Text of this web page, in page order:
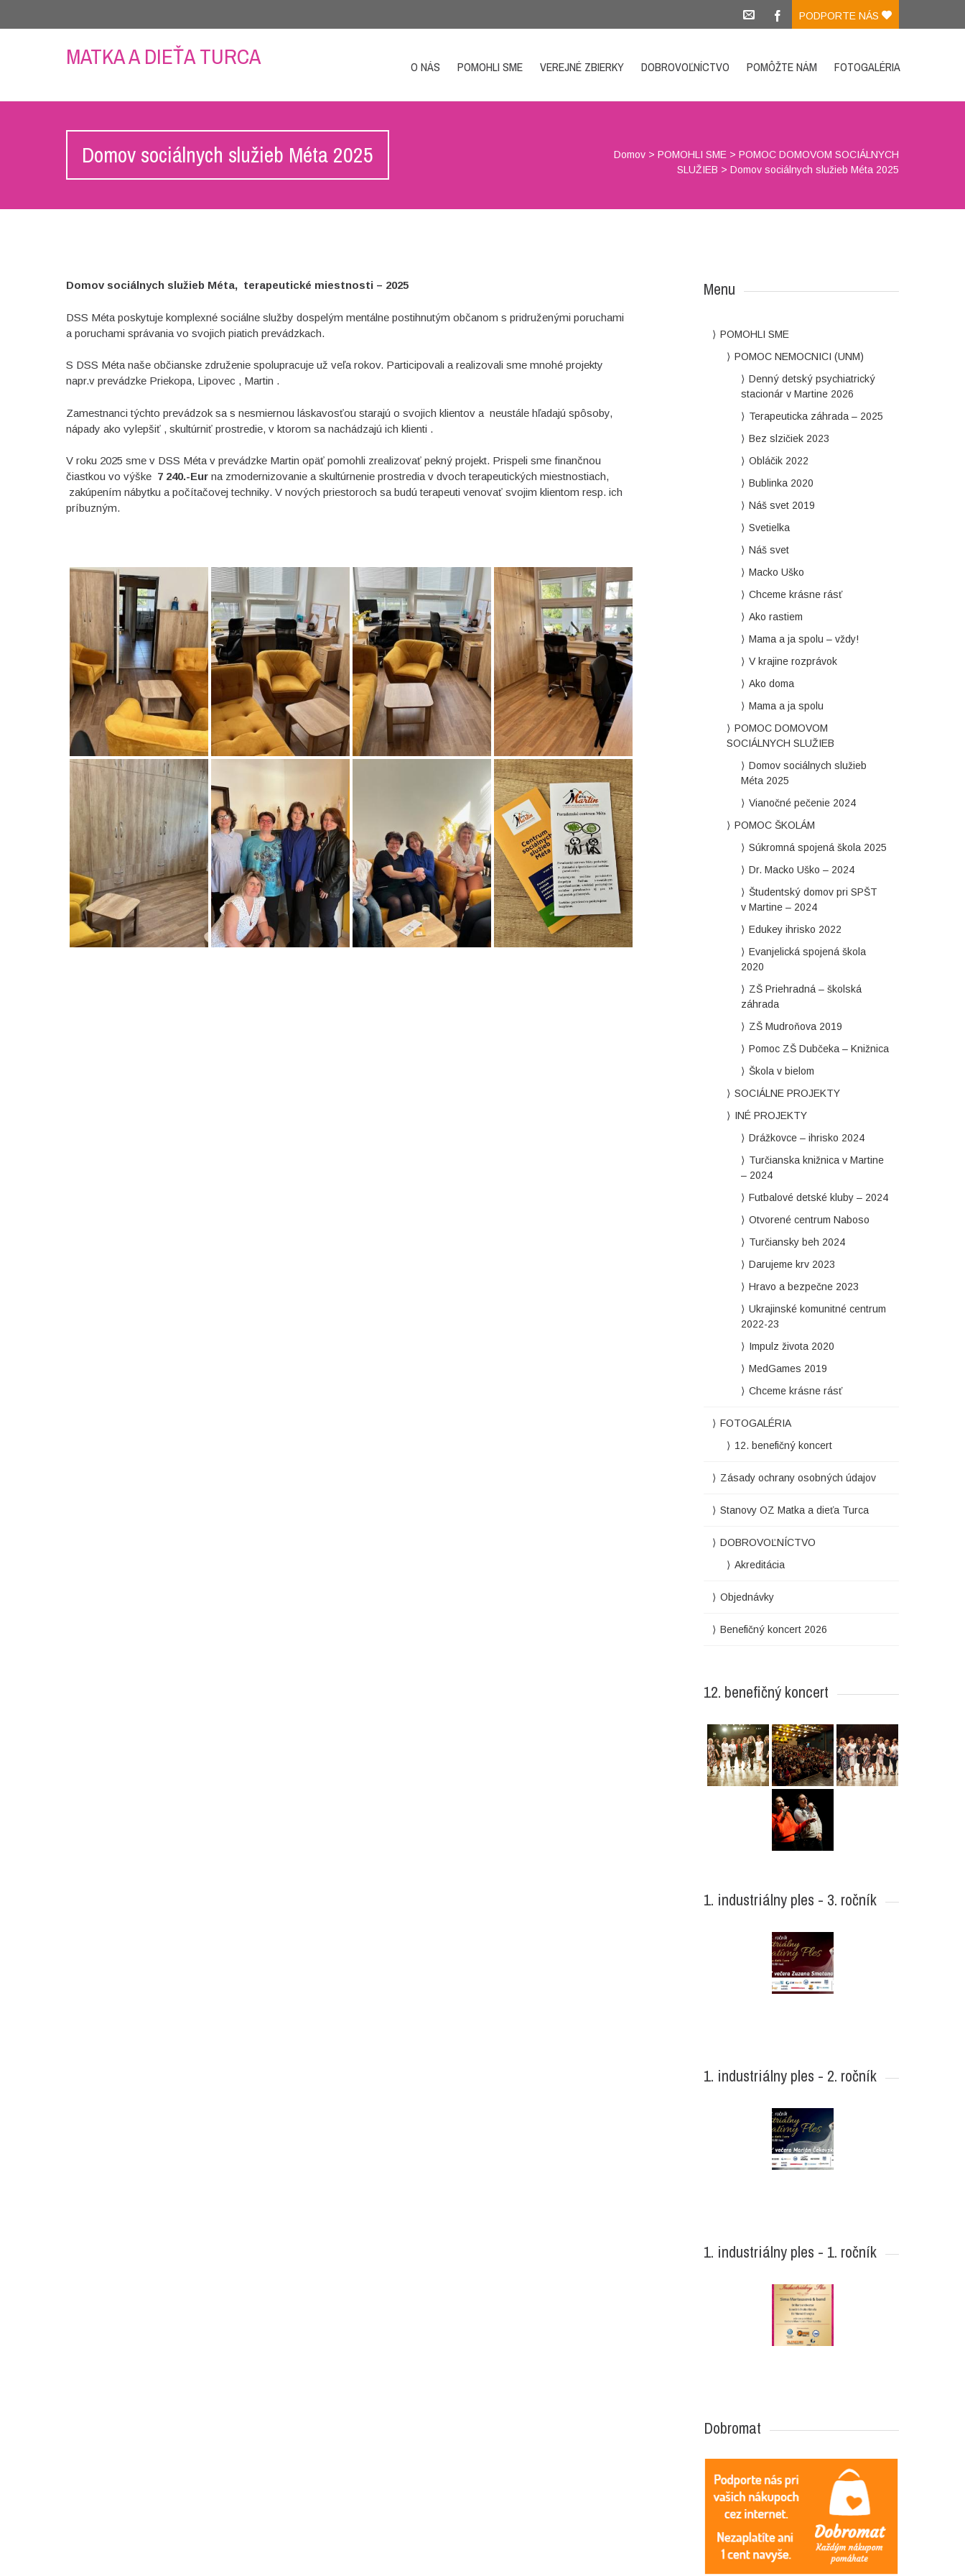
PODPORTE NÁS
MATKA A DIEŤA TURCA O NÁS POMOHLI SME VEREJNÉ ZBIERKY DOBROVOĽNÍCTVO POMÔŽTE NÁM FOTOGALÉRIA
Domov sociálnych služieb Méta 2025 Domov >POMOHLI SME >POMOC DOMOVOM SOCIÁLNYCH
SLUŽIEB >Domov sociálnych služieb Méta 2025
Domov sociálnych služieb Méta, terapeutické miestnosti – 2025
DSS Méta poskytuje komplexné sociálne služby dospelým mentálne postihnutým občanom s pridruženými poruchami
a poruchami správania vo svojich piatich prevádzkach.
S DSS Méta naše občianske združenie spolupracuje už veľa rokov. Participovali a realizovali sme mnohé projekty
napr.v prevádzke Priekopa, Lipovec , Martin .
Zamestnanci týchto prevádzok sa s nesmiernou láskavosťou starajú o svojich klientov a neustále hľadajú spôsoby,
nápady ako vylepšiť , skultúrniť prostredie, v ktorom sa nachádzajú ich klienti .
V roku 2025 sme v DSS Méta v prevádzke Martin opäť pomohli zrealizovať pekný projekt. Prispeli sme finančnou
čiastkou vo výške 7 240.-Eurna zmodernizovanie a skultúrnenie prostredia v dvoch terapeutických miestnostiach,
zakúpením nábytku a počítačovej techniky. V nových priestoroch sa budú terapeuti venovať svojim klientom resp. ich
príbuzným.
Menu
POMOHLI SME
POMOC NEMOCNICI (UNM)
Denný detský psychiatrický
stacionár v Martine 2026
Terapeuticka záhrada – 2025
Bez slzičiek 2023
Obláčik 2022
Bublinka 2020
Náš svet 2019
Svetielka
Náš svet
Macko Uško
Chceme krásne rásť
Ako rastiem
Mama a ja spolu – vždy!
V krajine rozprávok
Ako doma
Mama a ja spolu
POMOC DOMOVOM
SOCIÁLNYCH SLUŽIEB
Domov sociálnych služieb
Méta 2025
Vianočné pečenie 2024
POMOC ŠKOLÁM
Súkromná spojená škola 2025
Dr. Macko Uško – 2024
Študentský domov pri SPŠT
v Martine – 2024
Edukey ihrisko 2022
Evanjelická spojená škola
2020
ZŠ Priehradná – školská
záhrada
ZŠ Mudroňova 2019
Pomoc ZŠ Dubčeka – Knižnica
Škola v bielom
SOCIÁLNE PROJEKTY
INÉ PROJEKTY
Drážkovce – ihrisko 2024
Turčianska knižnica v Martine
– 2024
Futbalové detské kluby – 2024
Otvorené centrum Naboso
Turčiansky beh 2024
Darujeme krv 2023
Hravo a bezpečne 2023
Ukrajinské komunitné centrum
2022-23
Impulz života 2020
MedGames 2019
Chceme krásne rásť
FOTOGALÉRIA
12. benefičný koncert
Zásady ochrany osobných údajov
Stanovy OZ Matka a dieťa Turca
DOBROVOĽNÍCTVO
Akreditácia
Objednávky
Benefičný koncert 2026
12. benefičný koncert
1. industriálny ples - 3. ročník
1. industriálny ples - 2. ročník
1. industriálny ples - 1. ročník
Dobromat